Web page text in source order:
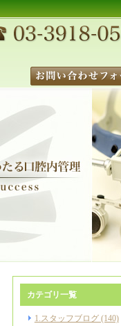
カテゴリ一覧
1.スタッフブログ (140)